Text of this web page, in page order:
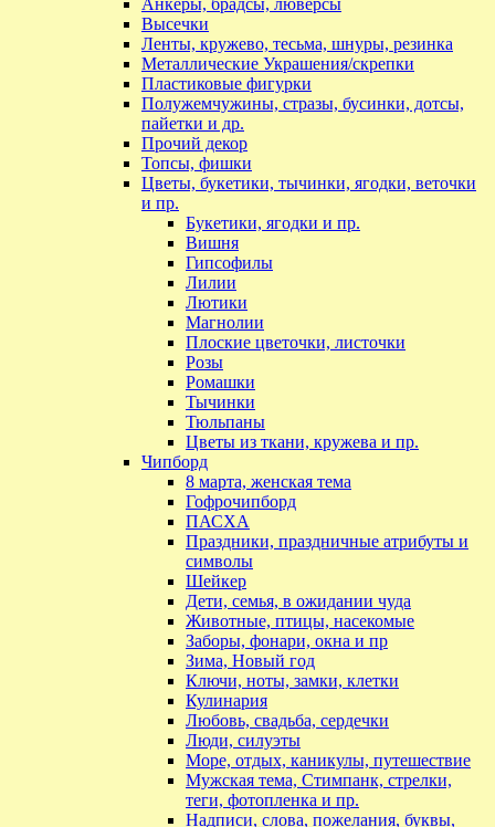
Анкеры, брадсы, люверсы
Высечки
Ленты, кружево, тесьма, шнуры, резинка
Металлические Украшения/скрепки
Пластиковые фигурки
Полужемчужины, стразы, бусинки, дотсы,
пайетки и др.
Прочий декор
Топсы, фишки
Цветы, букетики, тычинки, ягодки, веточки
и пр.
Букетики, ягодки и пр.
Вишня
Гипсофилы
Лилии
Лютики
Магнолии
Плоские цветочки, листочки
Розы
Ромашки
Тычинки
Тюльпаны
Цветы из ткани, кружева и пр.
Чипборд
8 марта, женская тема
Гофрочипборд
ПАСХА
Праздники, праздничные атрибуты и
символы
Шейкер
Дети, семья, в ожидании чуда
Животные, птицы, насекомые
Заборы, фонари, окна и пр
Зима, Новый год
Ключи, ноты, замки, клетки
Кулинария
Любовь, свадьба, сердечки
Люди, силуэты
Море, отдых, каникулы, путешествие
Мужская тема, Стимпанк, стрелки,
теги, фотопленка и пр.
Надписи, слова, пожелания, буквы,